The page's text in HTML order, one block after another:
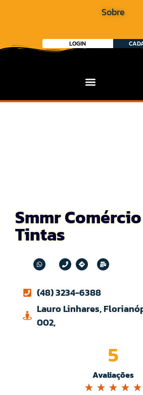
Sobre
LOGIN
Smmr
Tintas
(48) 3234-6388
Lauro Linhares,
002,
Avaliações
5
☆ ☆ ☆ ☆ ☆